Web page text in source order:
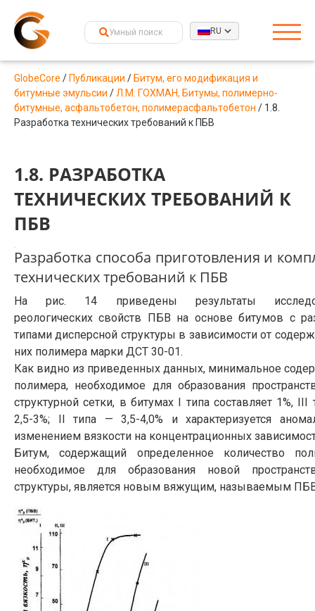
RU
GlobeCore / Публикации / Битум, его модификация и
битумные эмульсии / Л.М. ГОХМАН, Битумы, полимерно-
битумные, асфальтобетон, полимерасфальтобетон / 1.8.
Разработка технических требований к ПБВ
1.8. РАЗРАБОТКА
ТЕХНИЧЕСКИХ ТРЕБОВАНИЙ К
ПБВ
Разработка способа приготовления и
технических требований к ПБВ
На рис. 14 приведены результаты
реологических свойств ПБВ на основе битумов с
типами дисперсной структуры в зависимости от
них полимера марки ДСТ 30-01.
Как видно из приведенных данных, минимальное
полимера, необходимое для образования
структурной сетки, в битумах I типа составляет 1%, III
2,5-3%; II типа — 3,5-4,0% и характеризуется
изменением вязкости на концентрационных
Битум, содержащий определенное количество
необходимое для образования новой
структуры, является новым вяжущим, называемым